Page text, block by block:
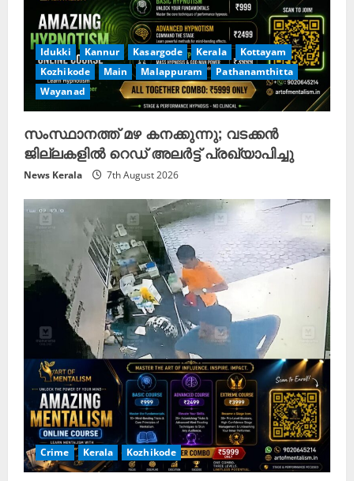
g Idukki Kannur Kasargode Kerala
Kottayam
Kozhikode
Main Malappuram
Pathanamthitta
Wayanad
സംസ്ഥാനത്ത് മഴ കനക്കുന്നു; വടക്കൻ
ജില്ലകളിൽ റെഡ് അലർട്ട് പ്രഖ്യാപിച്ചു
News Kerala 7th August 2026
Crime Kerala Kozhikode